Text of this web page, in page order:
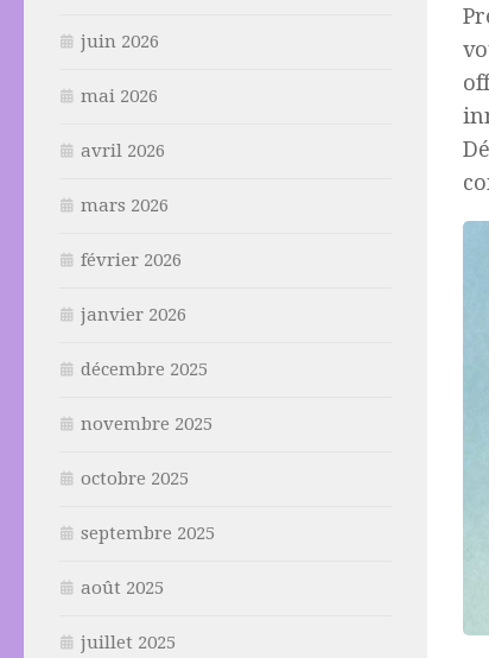
juin 2026
mai 2026
avril 2026
mars 2026
février 2026
janvier 2026
décembre 2025
novembre 2025
octobre 2025
septembre 2025
août 2025
juillet 2025